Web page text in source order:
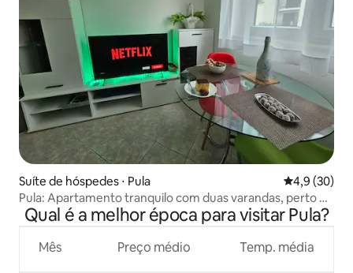
Suíte de hóspedes ⋅ Pula 4,9 de uma
4,9 (30)
Pula: Apartamento tranquilo com duas varandas, perto do
mar
Qual é a melhor época para visitar Pula?
Mês Preço médio Temp. média